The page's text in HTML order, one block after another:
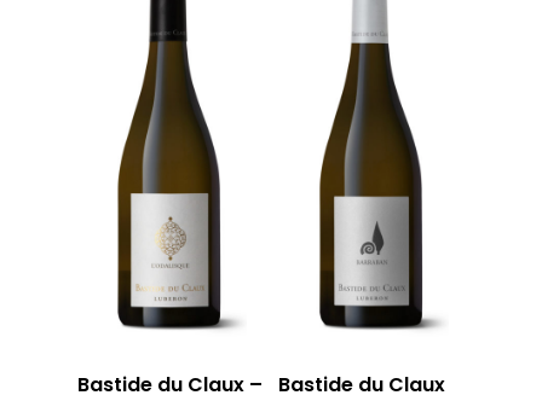
Bastide du Claux –
Bastide du Claux